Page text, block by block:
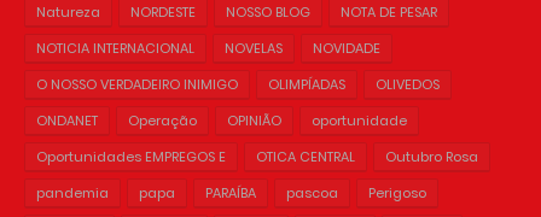
Natureza
NORDESTE NOSSO BLOG
NOTA DE PESAR
NOTICIA INTERNACIONAL
NOVELAS
NOVIDADE
O NOSSO VERDADEIRO INIMIGO
OLIMPÍADAS
OLIVEDOS
ONDANET
Operação OPINIÃO
oportunidade
Oportunidades EMPREGOS E
OTICA CENTRAL
Outubro Rosa
pandemia
papa PARAÍBA pascoa
Perigoso